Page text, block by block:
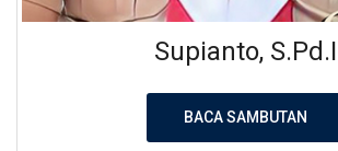
Supianto, S.Pd.I
BACA SAMBUTAN